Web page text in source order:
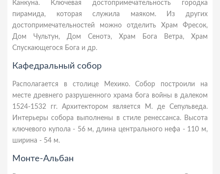
Канкуна. Ключевая достопримечательность городка
пирамида, которая служила маяком. Из других
достопримечательностей можно отделить Храм Фресок,
Дом Чультун, Дом Сенотэ, Храм Бога Ветра, Храм
Спускающегося Бога и др.
Кафедральный собор
Располагается в столице Мехико. Собор построили на
месте древнего разрушенного храма бога войны в далеком
1524-1532 гг. Архитектором является М. де Сепульведа.
Интерьеры собора выполнены в стиле ренессанса. Высота
ключевого купола - 56 м, длина центрального нефа - 110 м,
ширина - 54 м.
Монте-Альбан